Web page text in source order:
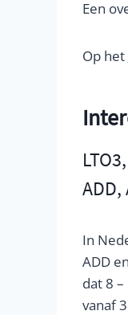
Een
Op het
ADD,
In
ADD
dat 8
vanaf